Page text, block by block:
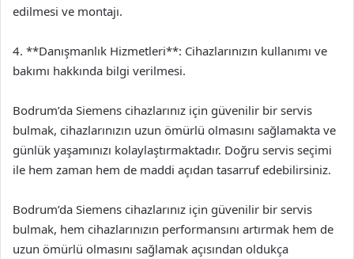
edilmesi ve montajı.
4. **Danışmanlık Hizmetleri**: Cihazlarınızın kullanımı ve
bakımı hakkında bilgi verilmesi.
Bodrum’da Siemens cihazlarınız için güvenilir bir servis
bulmak, cihazlarınızın uzun ömürlü olmasını sağlamakta ve
günlük yaşamınızı kolaylaştırmaktadır. Doğru servis seçimi
ile hem zaman hem de maddi açıdan tasarruf edebilirsiniz.
Bodrum’da Siemens cihazlarınız için güvenilir bir servis
bulmak, hem cihazlarınızın performansını artırmak hem de
uzun ömürlü olmasını sağlamak açısından oldukça